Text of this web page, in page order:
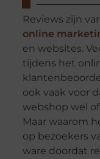
Reviews zijn
online
en websites.
tijdens het
ook vaak voor
webshop wel
Maar waarom
op bezoekers
ware doordat